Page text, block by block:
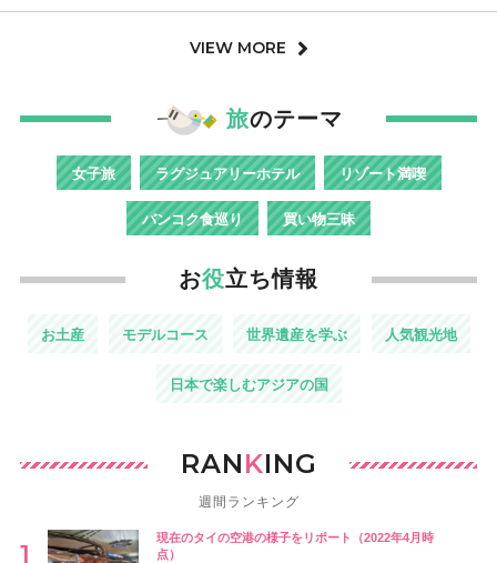
VIEW MORE
旅のテーマ
女子旅 ラグジュアリーホテル リゾート満喫
バンコク食巡り 買い物三昧
お役立ち情報
お土産 モデルコース 世界遺産を学ぶ 人気観光地
日本で楽しむアジアの国
RANKING
週間ランキング
現在のタイの空港の様子をリポート（2022年4月時
点）